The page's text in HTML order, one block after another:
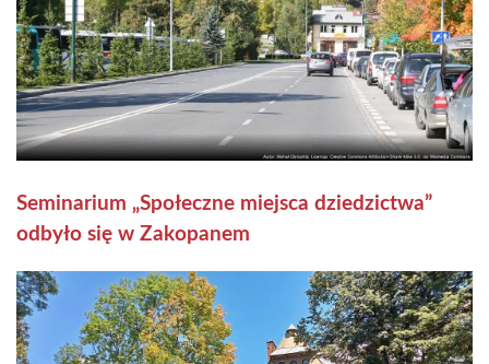
Seminarium „Społeczne miejsca dziedzictwa”
odbyło się w Zakopanem